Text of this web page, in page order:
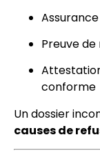
Preuve
conforme
Un dossier
causes de